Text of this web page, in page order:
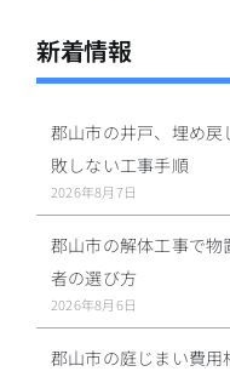
新着情報
郡山市の井戸、埋め
敗しない工事手順
2026年8月7日
郡山市の解体工事で
者の選び方
2026年8月6日
郡山市の庭じまい費